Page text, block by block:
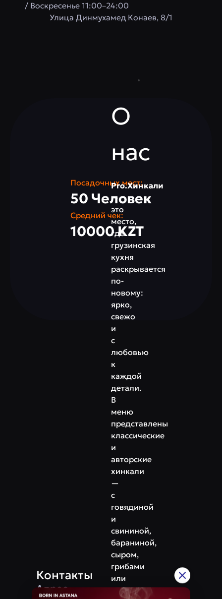
/ Воскресенье 11:00–24:00
Улица Динмухамед Конаев, 8/1
О
нас
Pro.Хинкали
—
это
место,
где
грузинская
кухня
раскрывается
по-
новому:
ярко,
свежо
и
с
любовью
к
каждой
детали.
В
меню
представлены
классические
и
авторские
хинкали
—
с
говядиной
и
свининой,
бараниной,
сыром,
грибами
или
даже
Посадочных мест:
50 Человек
Средний чек:
10000 KZT
Контакты
Адрес